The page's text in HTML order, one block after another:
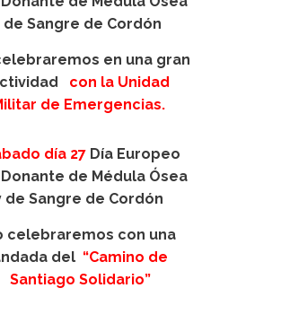
de Sangre de Cordón
en una gran
con la Unidad
de Emergencias.
día 27Día Europeo
de Médula Ósea
de Sangre de Cordón
celebraremos con una
del “Camino de
Santiago Solidario”